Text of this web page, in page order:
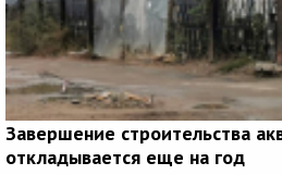
Завершение строительства
откладывается еще на год